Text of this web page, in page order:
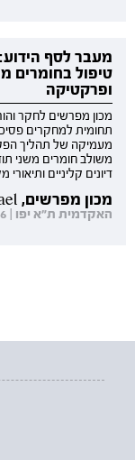
מעבר לסף
טיפול בחומרים
ופרקטיקה
תחומית למחקרים
מעמיקה של תהליך
משולב חומרים משני
דיונים קליניים
מכון מפרשים, MAPS Israel
האקדמית ת"א יפו | 23.10.2026 | יום שישי | 08:30-14:00